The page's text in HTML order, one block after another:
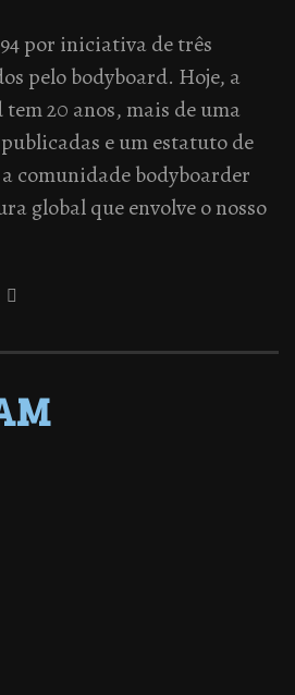
por iniciativa de três
pelo bodyboard. Hoje, a
20 anos, mais de uma
e um estatuto de
comunidade bodyboarder
global que envolve o nosso